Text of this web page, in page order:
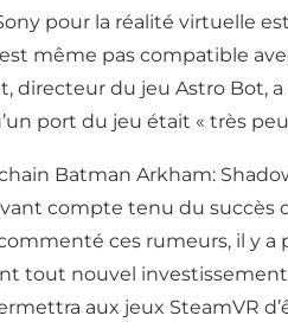
pour la réalité virtuelle
même pas compatible
directeur du jeu Astro
port du jeu était « très
Batman Arkham:
compte tenu du succès
ces rumeurs, il y
tout nouvel
aux jeux SteamVR